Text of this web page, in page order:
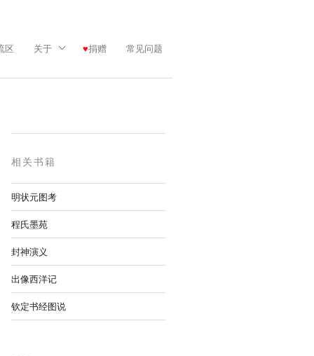
区 关于 捐赠 常见问题
相关书籍
明状元图考
程氏墨苑
封神演义
出像西洋记
钦定书经图说